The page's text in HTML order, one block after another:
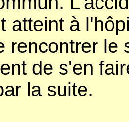
atteint à
rencontrer le
de s'en
la suite.